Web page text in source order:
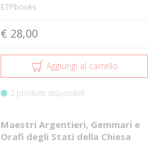
ETPbooks
€ 28,00
Aggiungi al carrello
2 prodotti disponibili
Maestri Argentieri, Gemmari e
Orafi degli Stati della Chiesa